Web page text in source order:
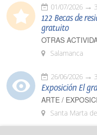
01/07/2026
122 Becas de
gratuito
OTRAS
Salamanca
26/06/2026
Exposición El
ARTE /
Santa Marta